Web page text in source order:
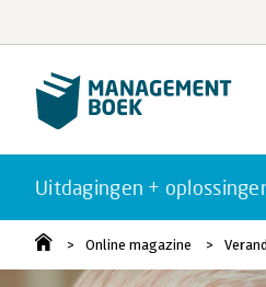
Uitdagingen +
Online magazine